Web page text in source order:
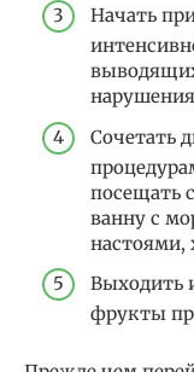
Начать
Сочетать
посещать
ванну с
настоями,
Выходить
фрукты